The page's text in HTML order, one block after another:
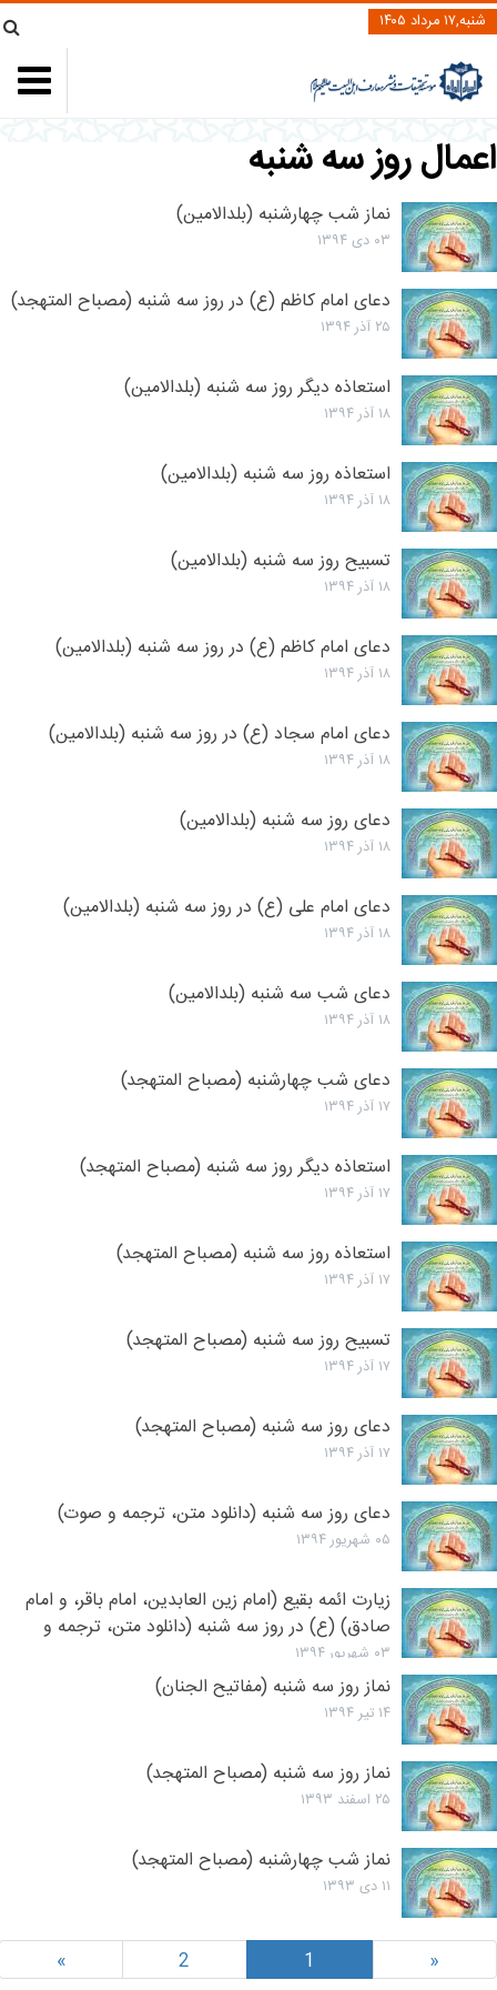
شنبه,۱۷ مرداد ۱۴۰۵
اعمال روز سه شنبه
نماز شب چهارشنبه (بلدالامین)
۰۳ دی ۱۳۹۴
دعای امام کاظم (ع) در روز سه شنبه (مصباح المتهجد)
۲۵ آذر ۱۳۹۴
استعاذه دیگر روز سه شنبه (بلدالامین)
۱۸ آذر ۱۳۹۴
استعاذه روز سه شنبه (بلدالامین)
۱۸ آذر ۱۳۹۴
تسبیح روز سه شنبه (بلدالامین)
۱۸ آذر ۱۳۹۴
دعای امام کاظم (ع) در روز سه شنبه (بلدالامین)
۱۸ آذر ۱۳۹۴
دعای امام سجاد (ع) در روز سه شنبه (بلدالامین)
۱۸ آذر ۱۳۹۴
دعای روز سه شنبه (بلدالامین)
۱۸ آذر ۱۳۹۴
دعای امام علی (ع) در روز سه شنبه (بلدالامین)
۱۸ آذر ۱۳۹۴
دعای شب سه شنبه (بلدالامین)
۱۸ آذر ۱۳۹۴
دعای شب چهارشنبه (مصباح المتهجد)
۱۷ آذر ۱۳۹۴
استعاذه دیگر روز سه شنبه (مصباح المتهجد)
۱۷ آذر ۱۳۹۴
استعاذه روز سه شنبه (مصباح المتهجد)
۱۷ آذر ۱۳۹۴
تسبیح روز سه شنبه (مصباح المتهجد)
۱۷ آذر ۱۳۹۴
دعای روز سه شنبه (مصباح المتهجد)
۱۷ آذر ۱۳۹۴
دعای روز سه شنبه (دانلود متن، ترجمه و صوت)
۰۵ شهریور ۱۳۹۴
زیارت ائمه بقیع (امام زین العابدین، امام باقر، و امام
صادق) (ع) در روز سه شنبه (دانلود متن، ترجمه و
صوت)
۰۳ شهریور ۱۳۹۴
نماز روز سه شنبه (مفاتیح الجنان)
۱۴ تیر ۱۳۹۴
نماز روز سه شنبه (مصباح المتهجد)
۲۵ اسفند ۱۳۹۳
نماز شب چهارشنبه (مصباح المتهجد)
۱۱ دی ۱۳۹۳
«
1
2
»